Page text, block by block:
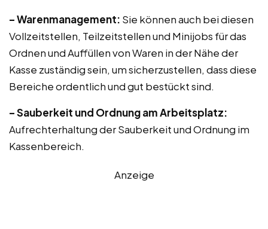
– Warenmanagement: Sie können auch bei diesen
Vollzeitstellen, Teilzeitstellen und Minijobs für das
Ordnen und Auffüllen von Waren in der Nähe der
Kasse zuständig sein, um sicherzustellen, dass diese
Bereiche ordentlich und gut bestückt sind.
– Sauberkeit und Ordnung am Arbeitsplatz:
Aufrechterhaltung der Sauberkeit und Ordnung im
Kassenbereich.
Anzeige